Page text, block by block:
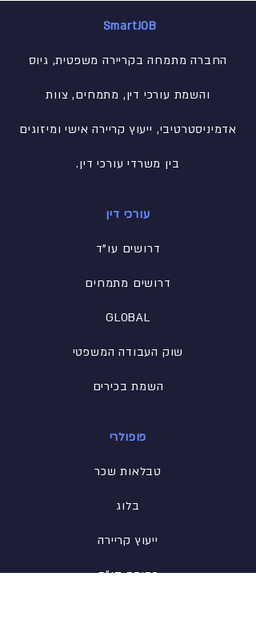
SmartJOB
החברה מתמחה בקריירה משפטית, גיוס
והשמת עורכי דין, מתמחים, צוות
אדמיניסטרטיבי, ייעוץ קריירה אישי ומיזוגים
בין משרדי עורכי דין.
עורכי דין
דרושים עו"ד
דרושים מתמחים
GLOBAL
שוק העבודה המשפטי
השמת בכירים
פופולרי
טבלאות שכר
בלוג
ייעוץ קריירה
כתיבת קו"ח